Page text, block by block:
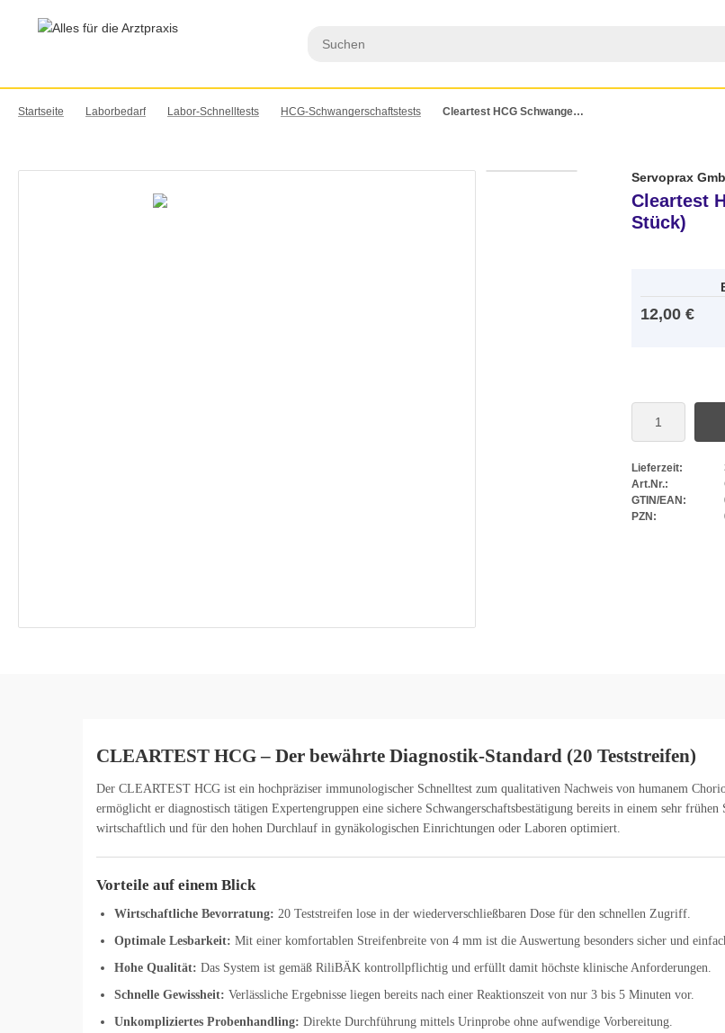
Startseite Laborbedarf Labor-Schnelltests HCG-Schwangerschaftstests Cleartest HCG Schwangerschafts-Teststreifen (20 Stück)
Servoprax
Cleartest
Stück)
12,00 €
Lieferzeit:
Art.Nr.:
GTIN/EAN:
PZN:
CLEARTEST HCG – Der bewährte Diagnostik-Standard (20 Teststreifen)
Der CLEARTEST HCG ist ein hochpräziser immunologischer Schnelltest zum qualitativen Nachweis von humanem
ermöglicht er diagnostisch tätigen Expertengruppen eine sichere Schwangerschaftsbestätigung bereits in einem sehr
wirtschaftlich und für den hohen Durchlauf in gynäkologischen Einrichtungen oder Laboren optimiert.
Vorteile auf einem Blick
Wirtschaftliche Bevorratung: 20 Teststreifen lose in der wiederverschließbaren Dose für den schnellen Zugriff.
Optimale Lesbarkeit: Mit einer komfortablen Streifenbreite von 4 mm ist die Auswertung besonders sicher und
Hohe Qualität: Das System ist gemäß RiliBÄK kontrollpflichtig und erfüllt damit höchste klinische Anforderungen.
Schnelle Gewissheit: Verlässliche Ergebnisse liegen bereits nach einer Reaktionszeit von nur 3 bis 5 Minuten vor.
Unkompliziertes Probenhandling: Direkte Durchführung mittels Urinprobe ohne aufwendige Vorbereitung.